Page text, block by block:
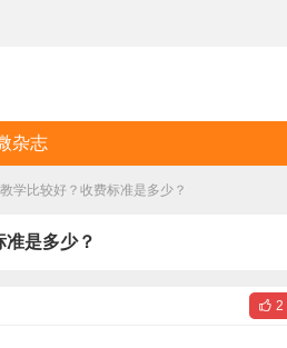
杂志
学比较好？收费标准是多少？
是多少？
 2